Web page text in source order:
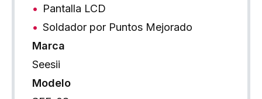
Pantalla LCD
Soldador por Puntos Mejorado
Marca
Seesii
Modelo